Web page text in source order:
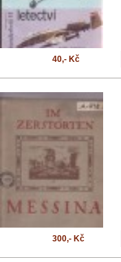
40,- Kč
300,- Kč